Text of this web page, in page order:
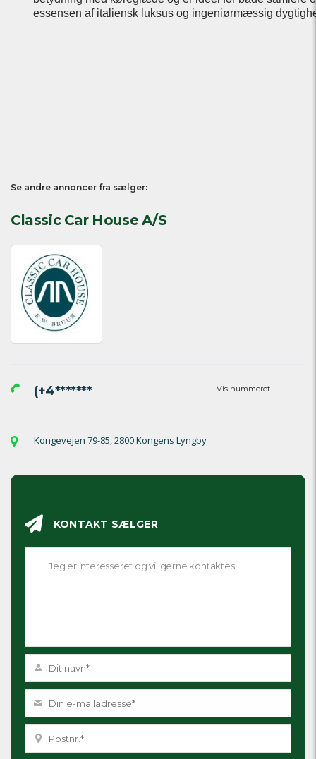
essensen af italiensk luksus og ingeniørmæssig
Se andre annoncer fra sælger:
Classic Car House A/S
(+4******* Vis nummeret
Kongevejen 79-85, 2800 Kongens Lyngby
KONTAKT SÆLGER